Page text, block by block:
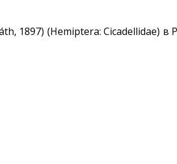
1897) (Hemiptera: Cicadellidae)